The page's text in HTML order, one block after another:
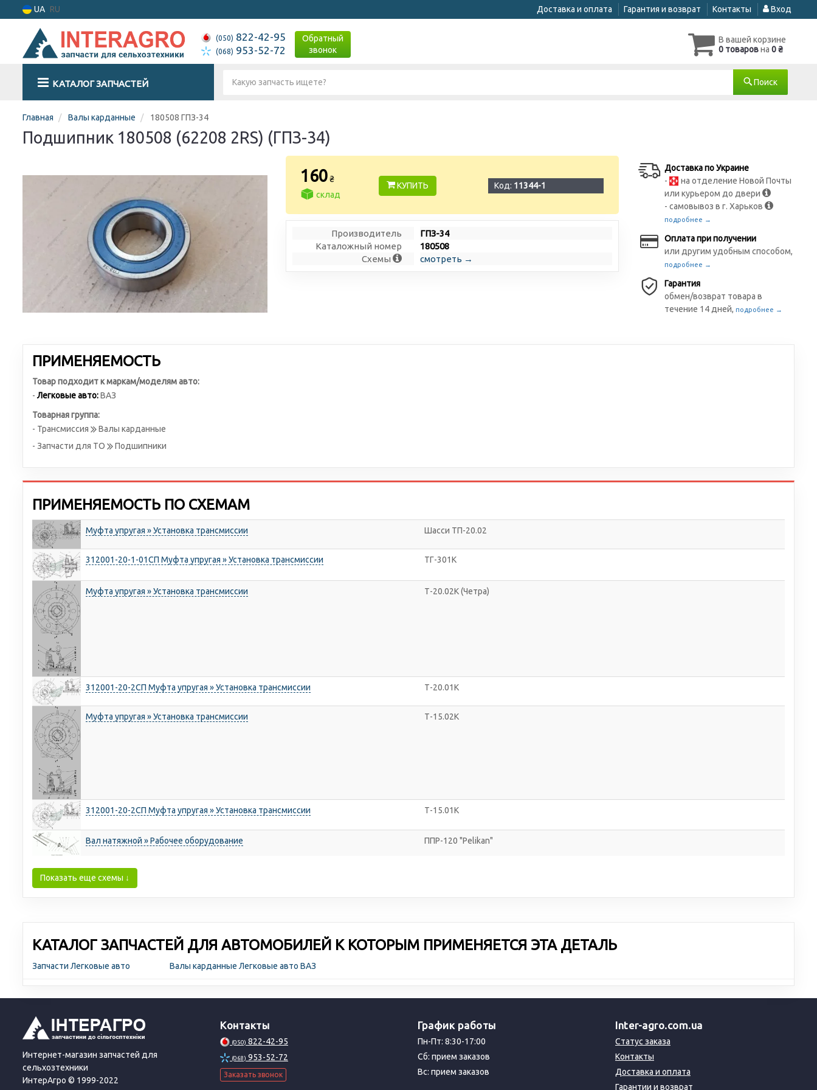
UA RU Доставка и оплата Гарантия и возврат Контакты Вход
(050) 822-42-95
(068) 953-52-72
Обратный
звонок
В вашей корзине
0 товаровна 0 ₴
КАТАЛОГ ЗАПЧАСТЕЙ Поиск
Главная Валы карданные 180508 ГПЗ-34
Подшипник 180508 (62208 2RS) (ГПЗ-34)
160 ₴
склад
КУПИТЬ Код: 11344-1
Производитель
ГПЗ-34
Каталожный номер
180508
Схемы
смотреть →
Доставка по Украине
-
на отделение Новой Почты
или курьером до двери
- самовывоз в г. Харьков
подробнее →
Оплата при получении
или другим удобным способом,
подробнее →
Гарантия
обмен/возврат товара в
течение 14 дней,подробнее →
ПРИМЕНЯЕМОСТЬ
Товар подходит к маркам/моделям авто:
-Легковые авто:ВАЗ
Товарная группа:
- Трансмиссия
Валы карданные
- Запчасти для ТО
Подшипники
ПРИМЕНЯЕМОСТЬ ПО СХЕМАМ
Муфта упругая » Установка трансмиссии Шасси ТП-20.02
312001-20-1-01СП Муфта упругая » Установка трансмиссии ТГ-301К
Муфта упругая » Установка трансмиссии Т-20.02К (Четра)
312001-20-2СП Муфта упругая » Установка трансмиссии Т-20.01К
Муфта упругая » Установка трансмиссии Т-15.02K
312001-20-2СП Муфта упругая » Установка трансмиссии Т-15.01К
Вал натяжной » Рабочее оборудование ППР-120 "Pelikan"
Показать еще схемы ↓
КАТАЛОГ ЗАПЧАСТЕЙ ДЛЯ АВТОМОБИЛЕЙ К КОТОРЫМ ПРИМЕНЯЕТСЯ ЭТА ДЕТАЛЬ
Запчасти Легковые авто Валы карданные Легковые авто ВАЗ
Интернет-магазин запчастей для
сельхозтехники
ИнтерАгро © 1999-2022
Контакты
(050) 822-42-95
(068) 953-52-72
Заказать звонок
График работы
Пн-Пт: 8:30-17:00
Сб: прием заказов
Вс: прием заказов
Inter-agro.com.ua
Статус заказа
Контакты
Доставка и оплата
Гарантии и возврат